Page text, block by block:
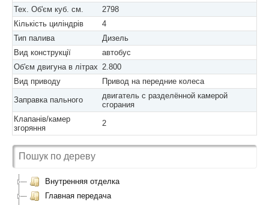
Тех. Об'єм куб. см.
2798
Кількість циліндрів
4
Тип палива
Дизель
Вид конструкції
автобус
Об'єм двигуна в літрах 2.800
Вид приводу
Привод на передние колеса
Заправка пального
двигатель с разделённой камерой
сгорания
Клапанів/камер
згоряння
2
Внутренняя отделка
Главная передача